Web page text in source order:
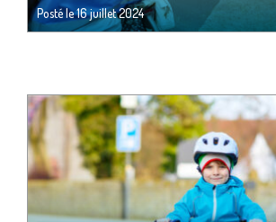
Posté le16 juillet 2024